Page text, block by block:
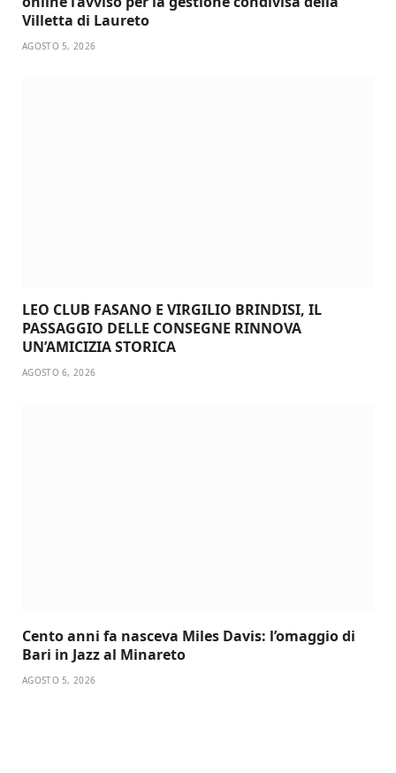
Villetta di Laureto
AGOSTO 5, 2026
LEO CLUB FASANO E VIRGILIO BRINDISI, IL
PASSAGGIO DELLE CONSEGNE RINNOVA
UN’AMICIZIA STORICA
AGOSTO 6, 2026
Cento anni fa nasceva Miles Davis: l’omaggio di
Bari in Jazz al Minareto
AGOSTO 5, 2026